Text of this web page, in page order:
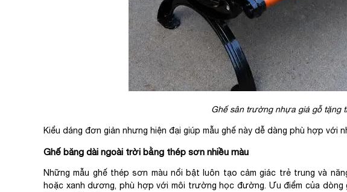
Ghế sân trường nhựa giả gỗ tặng
Kiểu dáng đơn giản nhưng hiện đại giúp mẫu ghế này dễ dàng phù hợp với
Ghế băng dài ngoài trời bằng thép sơn nhiều màu
Những mẫu ghế thép sơn màu nổi bật luôn tạo cảm giác trẻ trung và
hoặc xanh dương, phù hợp với môi trường học đường. Ưu điểm của